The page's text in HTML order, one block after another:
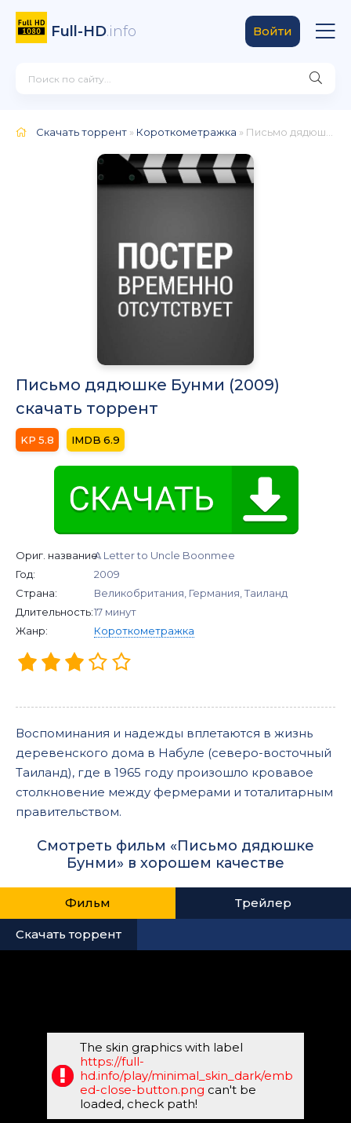
Full-HD.info Войти
Скачать торрент » Короткометражка » Письмо дядюшке Бунми
Письмо дядюшке Бунми (2009)
скачать торрент
5.8 6.9
Ориг. название:A Letter to Uncle Boonmee
Год:
2009
Страна:
Великобритания, Германия, Таиланд
Длительность:17 минут
Жанр:
Короткометражка
Воспоминания и надежды вплетаются в жизнь
деревенского дома в Набуле (северо-восточный
Таиланд), где в 1965 году произошло кровавое
столкновение между фермерами и тоталитарным
правительством.
Смотреть фильм «Письмо дядюшке
Бунми» в хорошем качестве
Фильм Трейлер
Скачать торрент
The skin graphics with label
https://full-
hd.info/play/minimal_skin_dark/emb
ed-close-button.png can't be
loaded, check path!